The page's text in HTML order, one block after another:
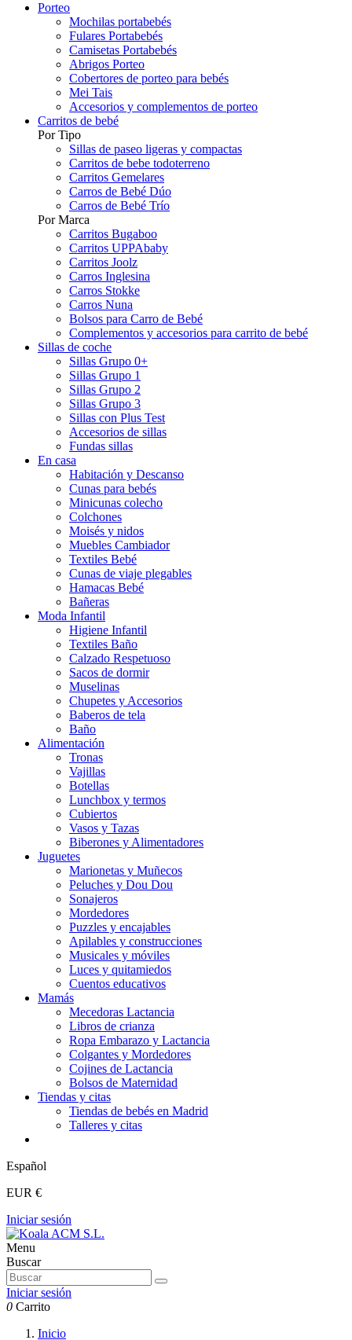
Porteo
Mochilas portabebés
Fulares Portabebés
Camisetas Portabebés
Abrigos Porteo
Cobertores de porteo para bebés
Mei Tais
Accesorios y complementos de porteo
Carritos de bebé
Por Tipo
Sillas de paseo ligeras y compactas
Carritos de bebe todoterreno
Carritos Gemelares
Carros de Bebé Dúo
Carros de Bebé Trío
Por Marca
Carritos Bugaboo
Carritos UPPAbaby
Carritos Joolz
Carros Inglesina
Carros Stokke
Carros Nuna
Bolsos para Carro de Bebé
Complementos y accesorios para carrito de bebé
Sillas de coche
Sillas Grupo 0+
Sillas Grupo 1
Sillas Grupo 2
Sillas Grupo 3
Sillas con Plus Test
Accesorios de sillas
Fundas sillas
En casa
Habitación y Descanso
Cunas para bebés
Minicunas colecho
Colchones
Moisés y nidos
Muebles Cambiador
Textiles Bebé
Cunas de viaje plegables
Hamacas Bebé
Bañeras
Moda Infantil
Higiene Infantil
Textiles Baño
Calzado Respetuoso
Sacos de dormir
Muselinas
Chupetes y Accesorios
Baberos de tela
Baño
Alimentación
Tronas
Vajillas
Botellas
Lunchbox y termos
Cubiertos
Vasos y Tazas
Biberones y Alimentadores
Juguetes
Marionetas y Muñecos
Peluches y Dou Dou
Sonajeros
Mordedores
Puzzles y encajables
Apilables y construcciones
Musicales y móviles
Luces y quitamiedos
Cuentos educativos
Mamás
Mecedoras Lactancia
Libros de crianza
Ropa Embarazo y Lactancia
Colgantes y Mordedores
Cojines de Lactancia
Bolsos de Maternidad
Tiendas y citas
Tiendas de bebés en Madrid
Talleres y citas
Español
EUR €
Iniciar sesión
Menu
Buscar
Iniciar sesión
0 Carrito
Inicio